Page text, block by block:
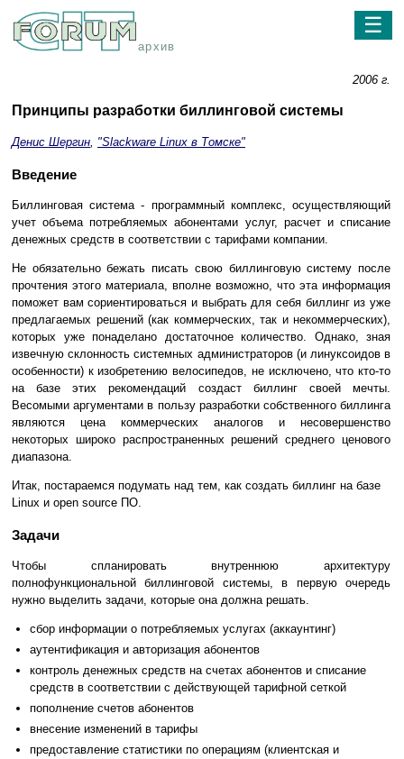
архив
☰
2006 г.
Принципы разработки биллинговой системы
Денис Шергин, "Slackware Linux в Томске"
Введение
Биллинговая система - программный комплекс, осуществляющий
учет объема потребляемых абонентами услуг, расчет и списание
денежных средств в соответствии с тарифами компании.
Не обязательно бежать писать свою биллинговую систему после
прочтения этого материала, вполне возможно, что эта информация
поможет вам сориентироваться и выбрать для себя биллинг из уже
предлагаемых решений (как коммерческих, так и некоммерческих),
которых уже понаделано достаточное количество. Однако, зная
извечную склонность системных администраторов (и линуксоидов в
особенности) к изобретению велосипедов, не исключено, что кто-то
на базе этих рекомендаций создаст биллинг своей мечты.
Весомыми аргументами в пользу разработки собственного биллинга
являются цена коммерческих аналогов и несовершенство
некоторых широко распространенных решений среднего ценового
диапазона.
Итак, постараемся подумать над тем, как создать биллинг на базе
Linux и open source ПО.
Задачи
Чтобы спланировать внутреннюю архитектуру
полнофункциональной биллинговой системы, в первую очередь
нужно выделить задачи, которые она должна решать.
сбор информации о потребляемых услугах (аккаунтинг)
аутентификация и авторизация абонентов
контроль денежных средств на счетах абонентов и списание
средств в соответствии c действующей тарифной сеткой
пополнение счетов абонентов
внесение изменений в тарифы
предоставление статистики по операциям (клиентская и